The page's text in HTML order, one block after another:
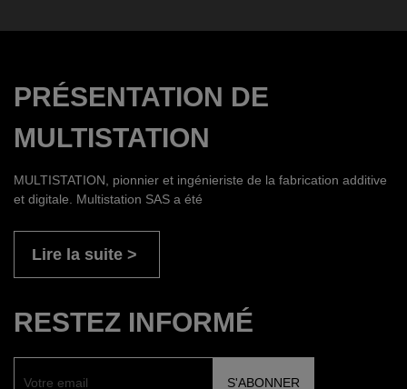
PRÉSENTATION DE
MULTISTATION
MULTISTATION, pionnier et ingénieriste de la fabrication additive
et digitale. Multistation SAS a été
Lire la suite
RESTEZ INFORMÉ